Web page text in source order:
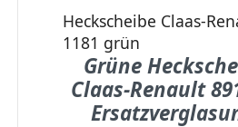
Heckscheibe Claas-
1181 grün
Grüne
Claas-Renault